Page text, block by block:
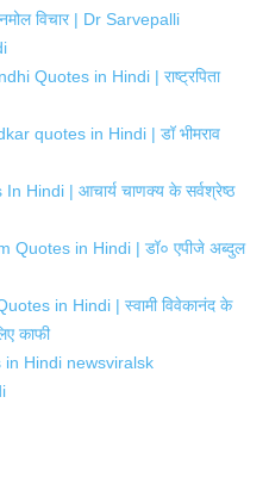
विचार | Dr Sarvepalli
Quotes in Hindi | राष्ट्रपिता
quotes in Hindi | डॉ भीमराव
Hindi | आचार्य चाणक्य के सर्वश्रेष्ठ
Quotes in Hindi | डॉ० एपीजे अब्दुल
in Hindi | स्वामी विवेकानंद के
काफी
Hindi newsviralsk